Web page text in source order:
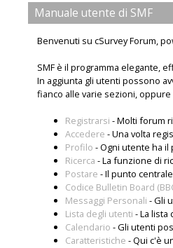
Manuale utente di SMF
Benvenuti su cSurvey Forum,
SMF è il programma elegante,
In aggiunta gli utenti possono
fianco alle varie sezioni,
Registrarsi - Molti forum
Accedere - Una volta
Profilo - Ogni utente ha
Ricerca - La funzione di
Postare - Il punto
Codice Bulletin Board
Messaggi Personali - Gli
Lista degli utenti - La
Calendario - Gli utenti
Caratteristiche - Qui c'è